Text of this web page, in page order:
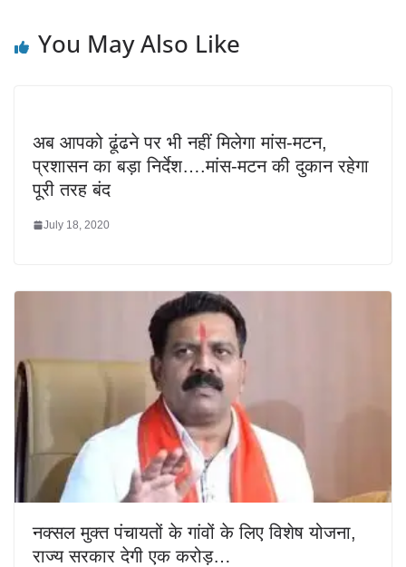
You May Also Like
अब आपको ढूंढने पर भी नहीं मिलेगा मांस-मटन,
प्रशासन का बड़ा निर्देश….मांस-मटन की दुकान रहेगा
पूरी तरह बंद
July 18, 2020
नक्सल मुक्त पंचायतों के गांवों के लिए विशेष योजना,
राज्य सरकार देगी एक करोड़…